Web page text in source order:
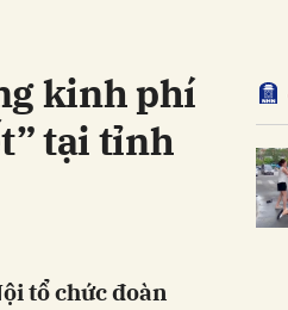
kinh phí
tại tỉnh
tổ chức đoàn